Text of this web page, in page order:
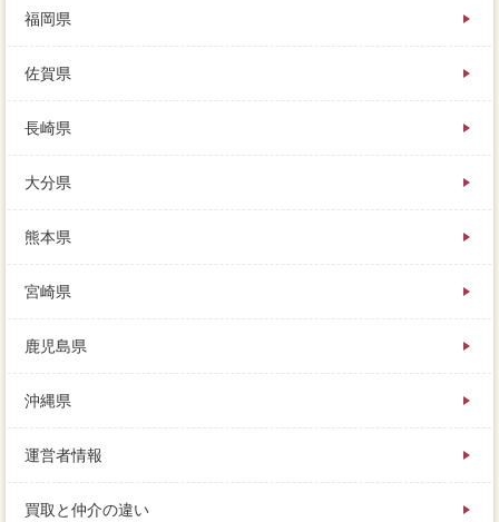
福岡県
佐賀県
長崎県
大分県
熊本県
宮崎県
鹿児島県
沖縄県
運営者情報
買取と仲介の違い